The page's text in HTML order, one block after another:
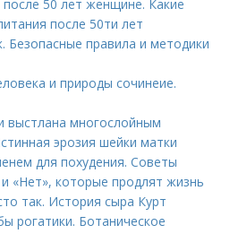
50 лет женщине. Какие
после 50ти лет
Безопасные правила и методики
и природы сочинеие.
выстлана многослойным
эрозия шейки матки
для похудения. Советы
«Нет», которые продлят жизнь
так. История сыра Курт
рогатики. Ботаническое